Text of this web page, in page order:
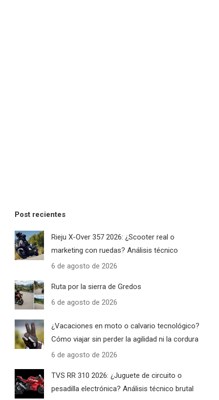
Post recientes
Rieju X-Over 357 2026: ¿Scooter real o
marketing con ruedas? Análisis técnico
6 de agosto de 2026
Ruta por la sierra de Gredos
6 de agosto de 2026
¿Vacaciones en moto o calvario tecnológico?
Cómo viajar sin perder la agilidad ni la cordura
6 de agosto de 2026
TVS RR 310 2026: ¿Juguete de circuito o
pesadilla electrónica? Análisis técnico brutal